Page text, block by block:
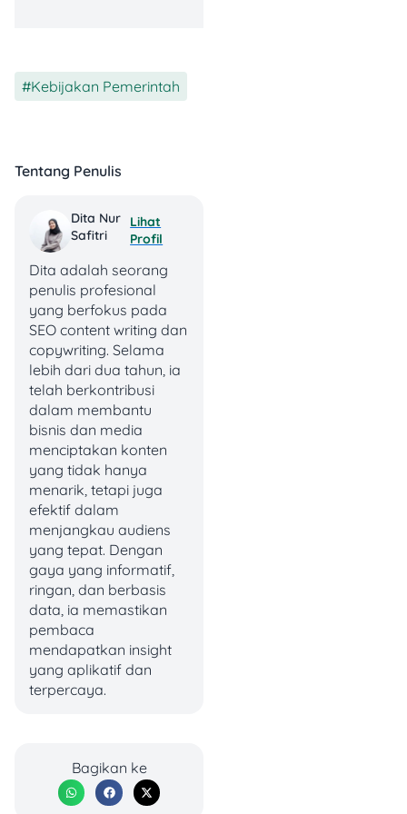
atau KPP
Coretax
Usualan Coretax ditunad ini
dateng dari Komisi XI DPR.
Komisi XI DPR ngusulin buat
nundaCoretax karena
sejak pertama kali
diluncurin tanggal 1 Januari
2025, sistem ini masih
banyak error. Masalahnya
nggak main-main, ada 22
masalah yang
teridentifikasi DJP soal
Coretax ini, diantaranya:
Masalah otorisasi
atau sertifikat
elektronik. DJP
nemuin beberapa
kendala, mulai dari
gagal validasi wajah,
sertifikat jadi tapi
namanya malah
orang lain, sampai
menu yang harusnya
Kendala
Pendaftaran NPWP
WNA . Ada 2 masalah
Kebijakan Pemerintah
Tentang Penulis
Dita Nur
Safitri
Lihat
Profil
Dita adalah seorang
penulis profesional
yang berfokus pada
SEO content writing dan
copywriting. Selama
lebih dari dua tahun, ia
telah berkontribusi
dalam membantu
bisnis dan media
menciptakan konten
yang tidak hanya
menarik, tetapi juga
efektif dalam
menjangkau audiens
yang tepat. Dengan
gaya yang informatif,
ringan, dan berbasis
data, ia memastikan
pembaca
mendapatkan insight
yang aplikatif dan
terpercaya.
Bagikan ke